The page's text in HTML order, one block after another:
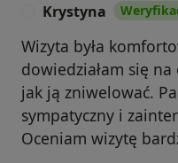
Krystyna
Wizyta była
dowiedziałam się
jak ją zniwelować.
sympatyczny i
Oceniam wizytę